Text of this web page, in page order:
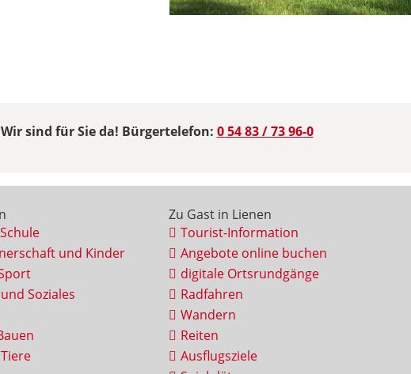
Wir sind für Sie da! Bürgertelefon: 0 54 83 / 73 96-0
und Kinder
Soziales
Zu Gast in Lienen
Tourist-Information
Angebote online buchen
digitale Ortsrundgänge
Radfahren
Wandern
Reiten
Ausflugsziele